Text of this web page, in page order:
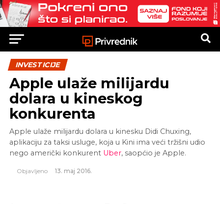
INVESTICIJE
Apple ulaže milijardu
dolara u kineskog
konkurenta
Apple ulaže milijardu dolara u kinesku Didi Chuxing,
aplikaciju za taksi usluge, koja u Kini ima veći tržišni udio
nego američki konkurent Uber, saopćio je Apple.
Objavljeno 13. maj 2016.